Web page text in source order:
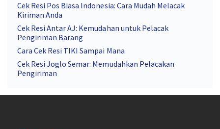
Cek Resi Pos Biasa Indonesia: Cara Mudah Melacak
Kiriman Anda
Cek Resi Antar AJ: Kemudahan untuk Pelacak
Pengiriman Barang
Cara Cek Resi TIKI Sampai Mana
Cek Resi Joglo Semar: Memudahkan Pelacakan
Pengiriman